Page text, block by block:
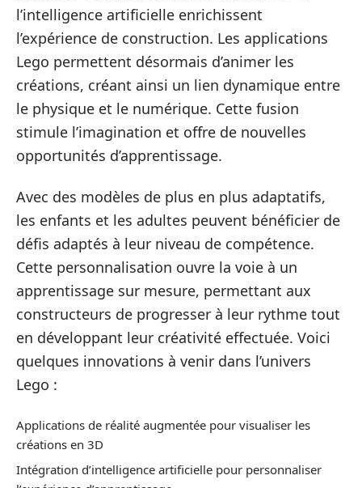
l’intelligence artificielle enrichissent
l’expérience de construction. Les applications
Lego permettent désormais d’animer les
créations, créant ainsi un lien dynamique entre
le physique et le numérique. Cette fusion
stimule l’imagination et offre de nouvelles
opportunités d’apprentissage.
Avec des modèles de plus en plus adaptatifs,
les enfants et les adultes peuvent bénéficier de
défis adaptés à leur niveau de compétence.
Cette personnalisation ouvre la voie à un
apprentissage sur mesure, permettant aux
constructeurs de progresser à leur rythme tout
en développant leur créativité effectuée. Voici
quelques innovations à venir dans l’univers
Lego :
Applications de réalité augmentée pour visualiser les
créations en 3D
Intégration d’intelligence artificielle pour personnaliser